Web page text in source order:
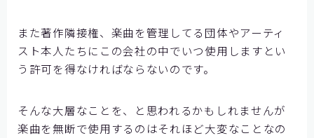
また著作隣接権、楽曲を管理してる団体やアーティ
スト本人たちにこの会社の中でいつ使用しますとい
う許可を得なければならないのです。
そんな大層なことを、と思われるかもしれませんが
楽曲を無断で使用するのはそれほど大変なことなの